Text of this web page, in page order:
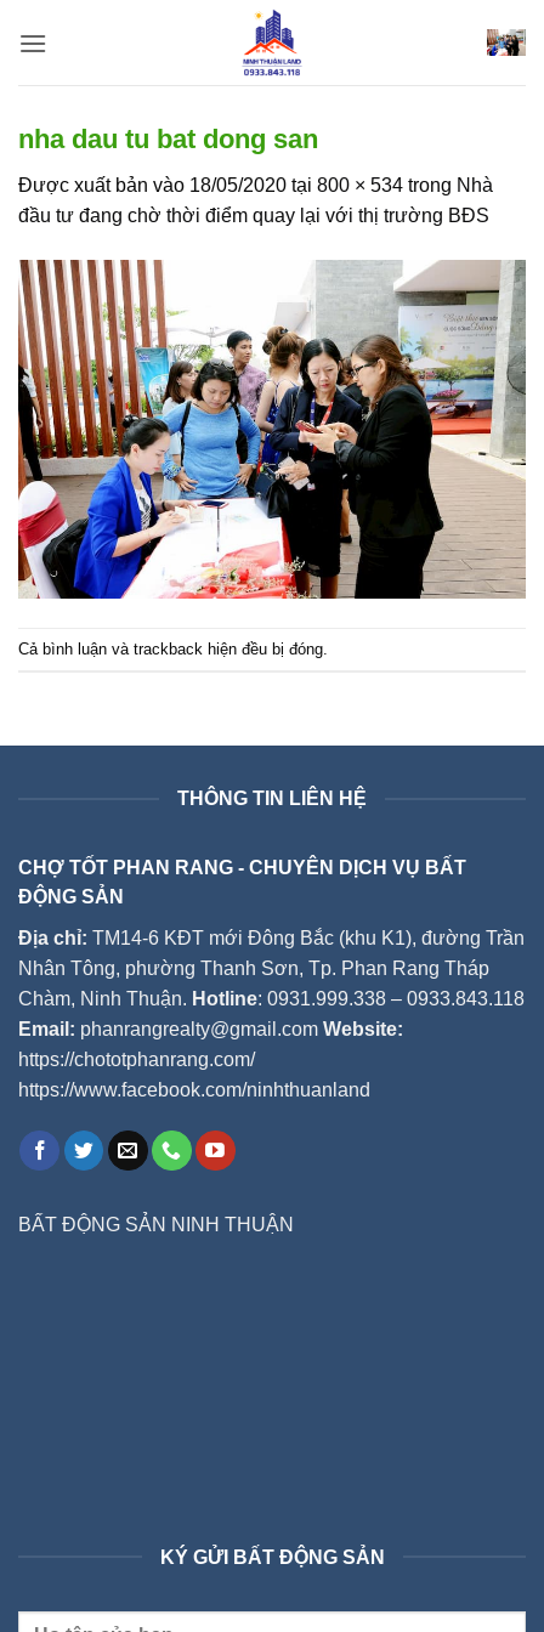
qua
nha dau tu bat dong san
Được xuất bản vào 18/05/2020 tại 800 × 534 trong Nhà
đầu tư đang chờ thời điểm quay lại với thị trường BĐS
Cả bình luận và trackback hiện đều bị đóng.
THÔNG TIN LIÊN HỆ
CHỢ TỐT PHAN RANG - CHUYÊN DỊCH VỤ BẤT
ĐỘNG SẢN
Địa chỉ: TM14-6 KĐT mới Đông Bắc (khu K1), đường Trần
Nhân Tông, phường Thanh Sơn, Tp. Phan Rang Tháp
Chàm, Ninh Thuận. Hotline: 0931.999.338 – 0933.843.118
Email: phanrangrealty@gmail.com Website:
https://chototphanrang.com/
https://www.facebook.com/ninhthuanland
BẤT ĐỘNG SẢN NINH THUẬN
KÝ GỬI BẤT ĐỘNG SẢN